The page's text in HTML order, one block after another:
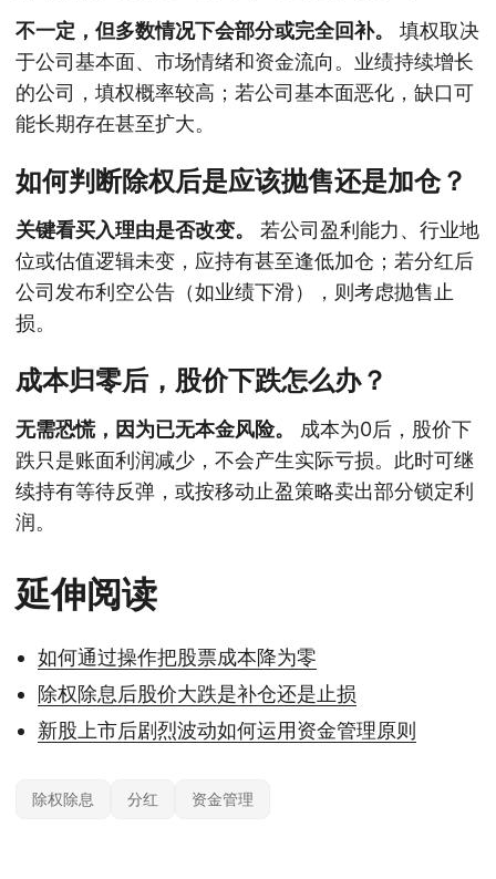
不一定，但多数情况下会部分或完全回补。
填权取决
于公司基本面、市场情绪和资金流向。业绩持续增长
的公司，填权概率较高；若公司基本面恶化，缺口可
能长期存在甚至扩大。
如何判断除权后是应该抛售还是加仓？
关键看买入理由是否改变。
若公司盈利能力、行业地
位或估值逻辑未变，应持有甚至逢低加仓；若分红后
公司发布利空公告（如业绩下滑），则考虑抛售止
损。
成本归零后，股价下跌怎么办？
无需恐慌，因为已无本金风险。
成本为0后，股价下
跌只是账面利润减少，不会产生实际亏损。此时可继
续持有等待反弹，或按移动止盈策略卖出部分锁定利
润。
延伸阅读
如何通过操作把股票成本降为零
除权除息后股价大跌是补仓还是止损
新股上市后剧烈波动如何运用资金管理原则
除权除息 分红 资金管理